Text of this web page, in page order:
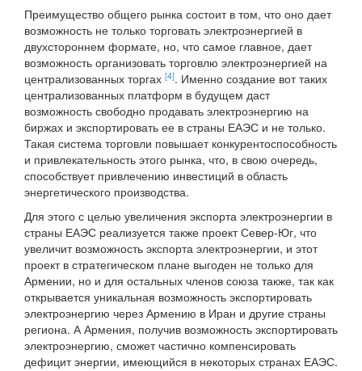
Преимущество общего рынка состоит в том, что оно дает
возможность не только торговать электроэнергией в
двухстороннем формате, но, что самое главное, дает
возможность организовать торговлю электроэнергией на
централизованных торгах [4]. Именно создание вот таких
централизованных платформ в будущем даст
возможность свободно продавать электроэнергию на
биржах и экспортировать ее в страны ЕАЭС и не только.
Такая система торговли повышает конкурентоспособность
и привлекательность этого рынка, что, в свою очередь,
способствует привлечению инвестиций в область
энергетического производства.
Для этого с целью увеличения экспорта электроэнергии в
страны ЕАЭС реализуется также проект Север-Юг, что
увеличит возможность экспорта электроэнергии, и этот
проект в стратегическом плане выгоден не только для
Армении, но и для остальных членов союза также, так как
открывается уникальная возможность экспортировать
электроэнергию через Армению в Иран и другие страны
региона. А Армения, получив возможность экспортировать
электроэнергию, сможет частично компенсировать
дефицит энергии, имеющийся в некоторых странах ЕАЭС.